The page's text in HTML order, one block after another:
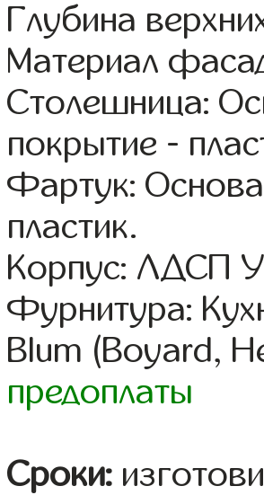
Глубина
Материал
Столешница:
покрытие -
Фартук:
пластик.
Корпус: ЛДСП
Фурнитура:
Blum (Boyard,
предоплаты
Сроки: